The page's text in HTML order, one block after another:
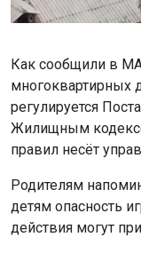
Как сообщили в
многоквартирных
регулируется
Жилищным
правил несёт
Родителям
детям опасность
действия могут